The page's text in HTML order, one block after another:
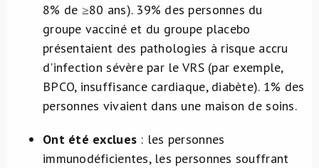
8% de ≥80 ans). 39% des personnes du
groupe vacciné et du groupe placebo
présentaient des pathologies à risque accru
d'infection sévère par le VRS (par exemple,
BPCO, insuffisance cardiaque, diabète). 1% des
personnes vivaient dans une maison de soins.
Ont été exclues : les personnes
immunodéficientes, les personnes souffrant